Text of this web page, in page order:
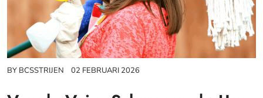
BY BCSSTRIJEN 02 FEBRUARI 2026